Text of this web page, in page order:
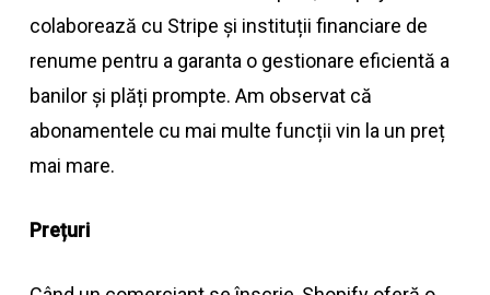
colaborează cu Stripe și instituții financiare de
renume pentru a garanta o gestionare eficientă a
banilor și plăți prompte. Am observat că
abonamentele cu mai multe funcții vin la un preț
mai mare.
Prețuri